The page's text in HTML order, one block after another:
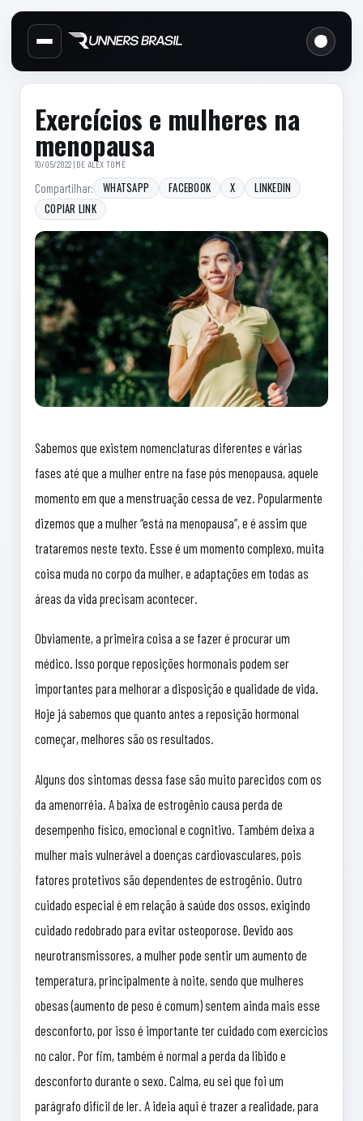
Cabecalho do site
Links
Menu lateral de secoes
Conteudo principal
Conteudo principal
Exercícios e mulheres na
menopausa
10/05/2022 | DE ALEX TOMÉ
Compartilhar: WHATSAPP FACEBOOK X
LINKEDIN
COPIAR LINK
Sabemos que existem nomenclaturas diferentes e várias
fases até que a mulher entre na fase pós menopausa, aquele
momento em que a menstruação cessa de vez. Popularmente
dizemos que a mulher “está na menopausa”, e é assim que
trataremos neste texto. Esse é um momento complexo, muita
coisa muda no corpo da mulher, e adaptações em todas as
áreas da vida precisam acontecer.
Obviamente, a primeira coisa a se fazer é procurar um
médico. Isso porque reposições hormonais podem ser
importantes para melhorar a disposição e qualidade de vida.
Hoje já sabemos que quanto antes a reposição hormonal
começar, melhores são os resultados.
Alguns dos sintomas dessa fase são muito parecidos com os
da amenorréia. A baixa de estrogênio causa perda de
desempenho físico, emocional e cognitivo. Também deixa a
mulher mais vulnerável a doenças cardiovasculares, pois
fatores protetivos são dependentes de estrogênio. Outro
cuidado especial é em relação à saúde dos ossos, exigindo
cuidado redobrado para evitar osteoporose. Devido aos
neurotransmissores, a mulher pode sentir um aumento de
temperatura, principalmente à noite, sendo que mulheres
obesas (aumento de peso é comum) sentem ainda mais esse
desconforto, por isso é importante ter cuidado com exercícios
no calor. Por fim, também é normal a perda da libido e
desconforto durante o sexo. Calma, eu sei que foi um
parágrafo difícil de ler. A ideia aqui é trazer a realidade, para
Barra lateral